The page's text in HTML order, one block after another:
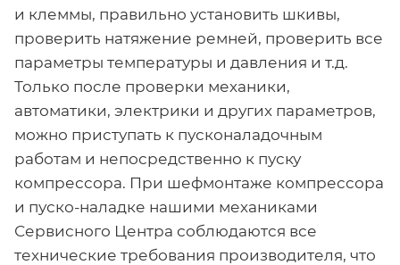
и клеммы, правильно установить шкивы,
проверить натяжение ремней, проверить все
параметры температуры и давления и т.д.
Только после проверки механики,
автоматики, электрики и других параметров,
можно приступать к пусконаладочным
работам и непосредственно к пуску
компрессора. При шефмонтаже компрессора
и пуско-наладке нашими механиками
Сервисного Центра соблюдаются все
технические требования производителя, что